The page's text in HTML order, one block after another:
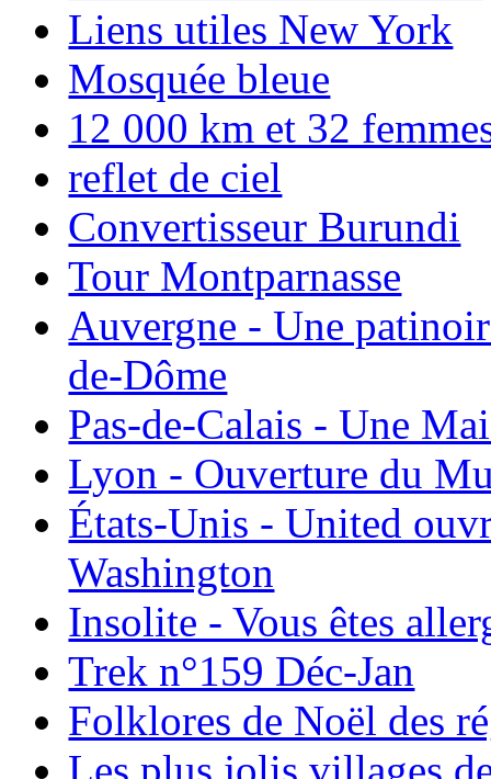
Liens utiles New York
Mosquée bleue
12 000 km et 32
reflet de ciel
Convertisseur Burundi
Tour Montparnasse
Auvergne - Une
de-Dôme
Pas-de-Calais - Une
Lyon - Ouverture du
États-Unis - United
Washington
Insolite - Vous êtes
Trek n°159 Déc-Jan
Folklores de Noël des
Les plus jolis villages